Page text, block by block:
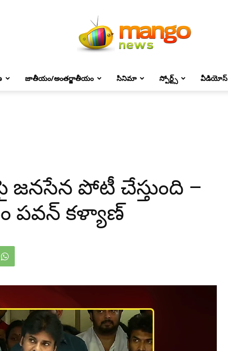
జాతీయం/అంతర్జాతీయం సినిమా స్పోర్ట్స్ వీడియోస్
పోటీ చేస్తుంది –
పవన్ కళ్యాణ్